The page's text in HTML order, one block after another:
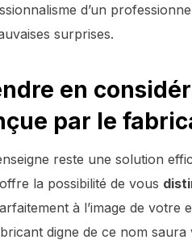
d’un
surprises.
en
par le
reste une solution
la possibilité de vous
à l’image de votre
digne de ce nom